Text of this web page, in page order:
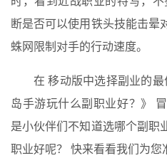
断是否可以使用铁头技能击晕
蛛网限制对手的行动速度。
在 移动版中选择副业的
岛手游玩什么副职业好？》
是小伙伴们不知道选哪个副职
职业好呢？ 快来看看我们为